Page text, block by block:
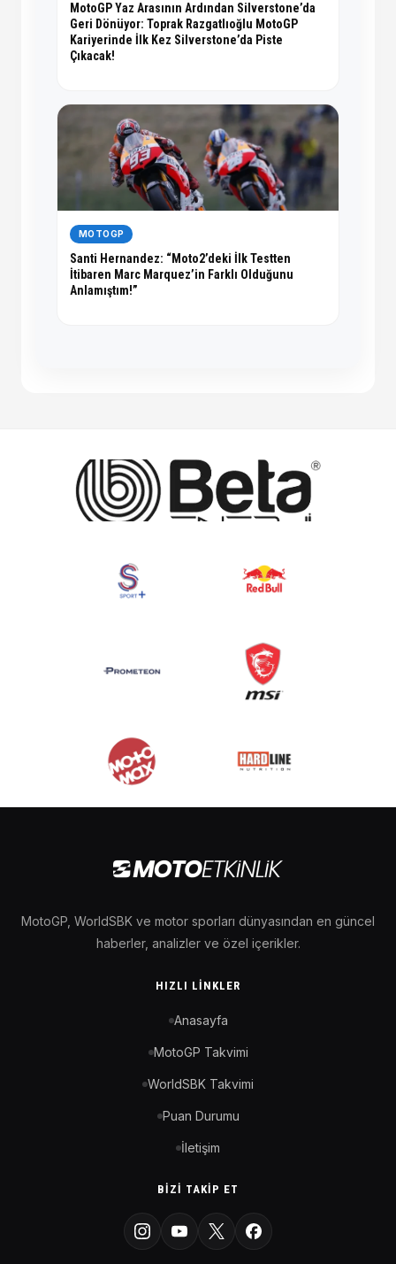
MotoGP Yaz Arasının Ardından Silverstone’da
Geri Dönüyor: Toprak Razgatlıoğlu MotoGP
Kariyerinde İlk Kez Silverstone’da Piste
Çıkacak!
MOTOGP
Santi Hernandez: “Moto2’deki İlk Testten
İtibaren Marc Marquez’in Farklı Olduğunu
Anlamıştım!”
MotoGP, WorldSBK ve motor sporları dünyasından en güncel
haberler, analizler ve özel içerikler.
HIZLI LINKLER
Anasayfa
MotoGP Takvimi
WorldSBK Takvimi
Puan Durumu
İletişim
BIZI TAKIP ET